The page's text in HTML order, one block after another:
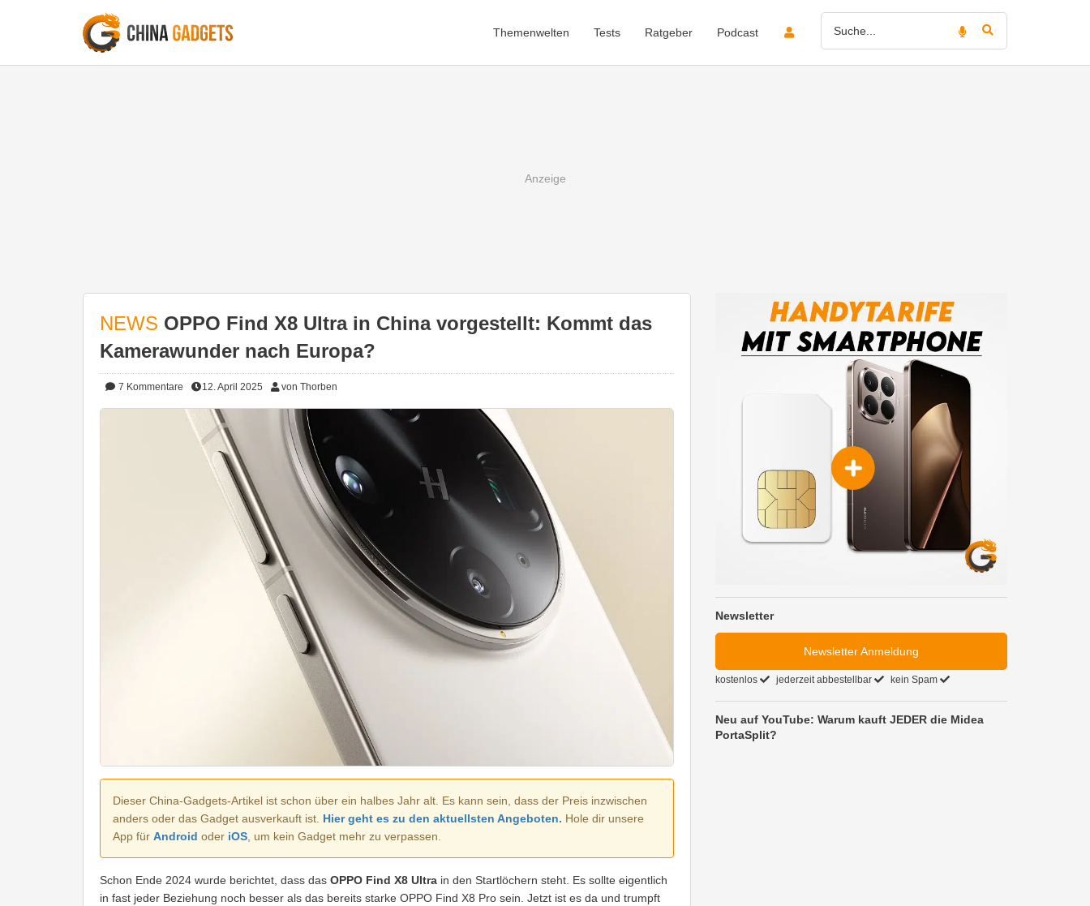
Themenwelten Tests Ratgeber Podcast
NEWS OPPO Find X8 Ultra in China vorgestellt: Kommt das
Kamerawunder nach Europa?
7 Kommentare 12. April 2025 von Thorben
Dieser China-Gadgets-Artikel ist schon über ein halbes Jahr alt. Es kann sein, dass der Preis inzwischen
anders oder das Gadget ausverkauft ist. Hier geht es zu den aktuellsten Angeboten. Hole dir unsere
App für Android oder iOS, um kein Gadget mehr zu verpassen.
Schon Ende 2024 wurde berichtet, dass das OPPO Find X8 Ultra in den Startlöchern steht. Es sollte eigentlich
in fast jeder Beziehung noch besser als das bereits starke OPPO Find X8 Pro sein. Jetzt ist es da und trumpft
Newsletter
Newsletter Anmeldung
kostenlos jederzeit abbestellbar kein Spam
Neu auf YouTube: Warum kauft JEDER die Midea
PortaSplit?